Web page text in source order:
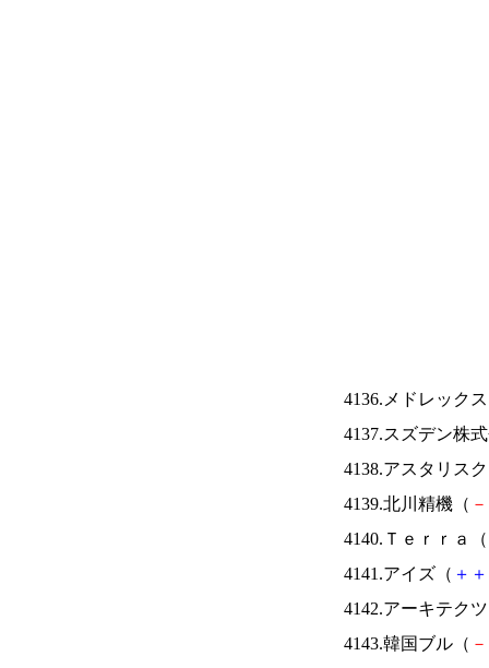
4136.メドレック
4137.スズデン株
4138.アスタリス
4139.北川精機（ －
4140.Ｔｅｒｒａ（
4141.アイズ（ ＋ ＋
4142.アーキテク
4143.韓国ブル（ －